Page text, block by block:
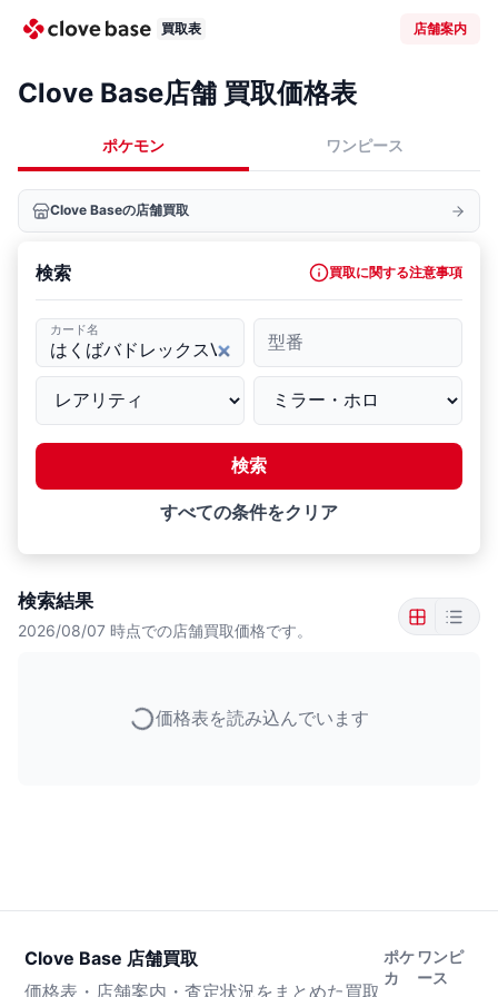
買取表 店舗案内
Clove Base店舗 買取価格表
ポケモン ワンピース
Clove Baseの店舗買取
検索 買取に関する注意事項
カード名
型番
検索
すべての条件をクリア
検索結果
2026/08/07 時点での店舗買取価格です。
価格表を読み込んでいます
Clove Base 店舗買取
価格表・店舗案内・査定状況をまとめた買取
ポケ
カ
ワンピ
ース